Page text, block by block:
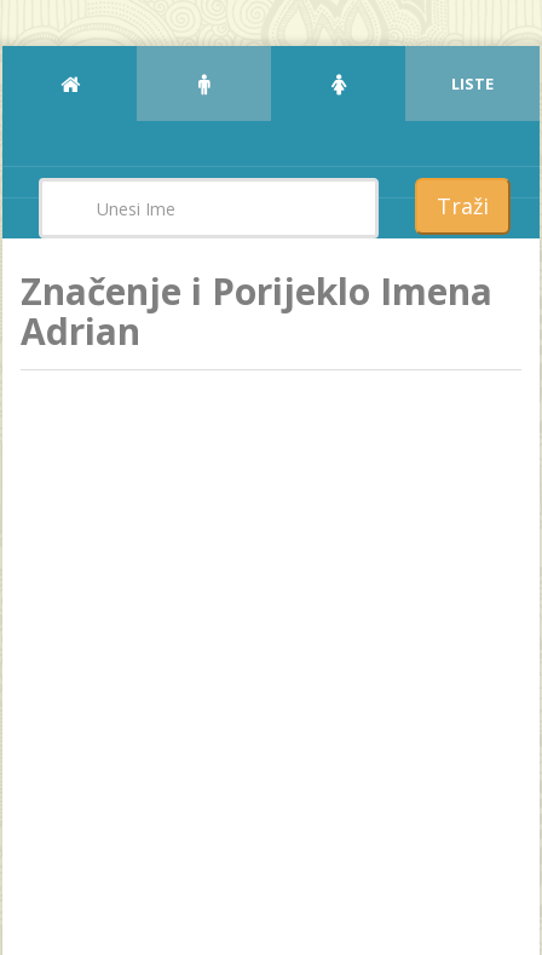
LISTE
Traži
Značenje i Porijeklo Imena
Adrian